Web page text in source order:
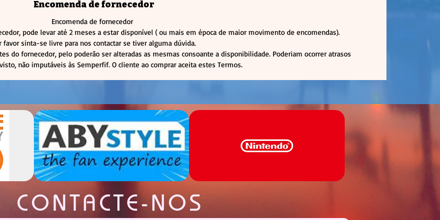
Certifica-te de adicioná-lo à tua colecção!
Encomenda de fornecedor
Encomenda de fornecedor
pode levar até 2 meses a estar disponível ( ou mais em época de maior movimento de encomendas).
favor sinta-se livre para nos contactar se tiver alguma dúvida.
do fornecedor, pelo poderão ser alteradas as mesmas consoante a disponibilidade. Poderiam ocorrer atrasos
não imputáveis às Semperfif. O cliente ao comprar aceita estes Termos.
CONTACTE-NOS